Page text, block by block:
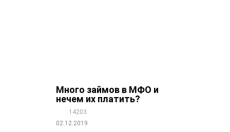
Много займов в МФО и
нечем их платить?
14203
02.12.2019